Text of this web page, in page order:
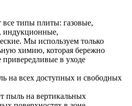
типы плиты: газовые,
индукционные,
Мы используем только
химию, которая бережно
в уходе
на всех доступных и свободных
пыль на вертикальных